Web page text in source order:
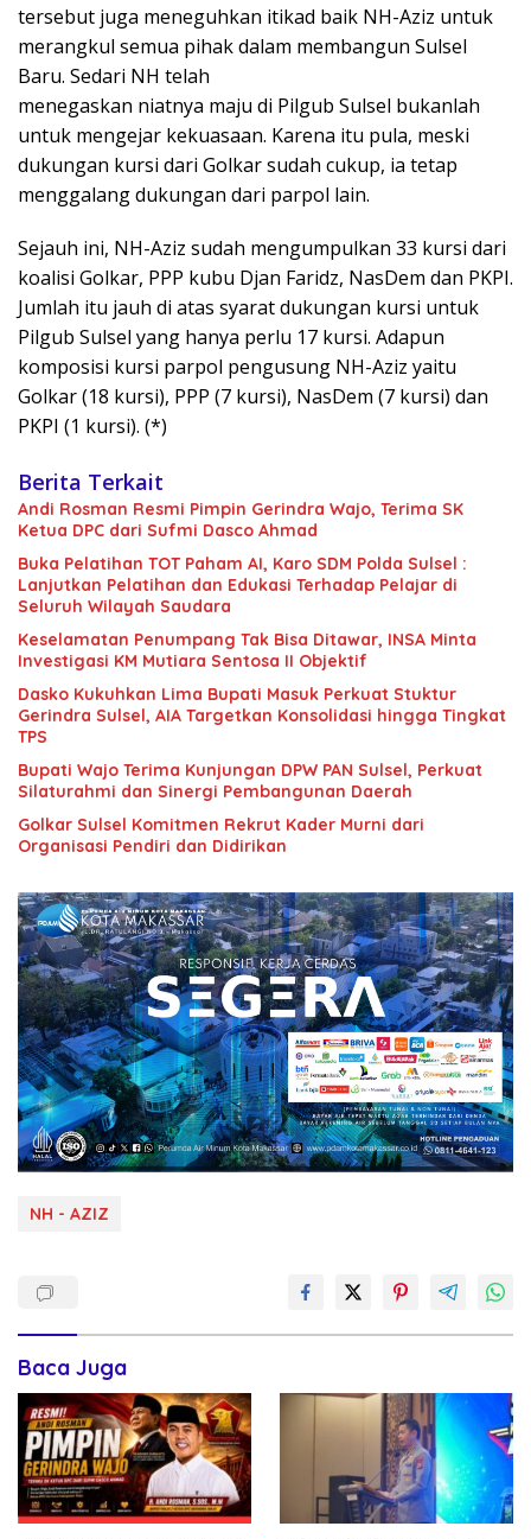
tersebut juga meneguhkan itikad baik NH-Aziz untuk
merangkul semua pihak dalam membangun Sulsel
Baru. Sedari NH telah
menegaskan niatnya maju di Pilgub Sulsel bukanlah
untuk mengejar kekuasaan. Karena itu pula, meski
dukungan kursi dari Golkar sudah cukup, ia tetap
menggalang dukungan dari parpol lain.
Sejauh ini, NH-Aziz sudah mengumpulkan 33 kursi dari
koalisi Golkar, PPP kubu Djan Faridz, NasDem dan PKPI.
Jumlah itu jauh di atas syarat dukungan kursi untuk
Pilgub Sulsel yang hanya perlu 17 kursi. Adapun
komposisi kursi parpol pengusung NH-Aziz yaitu
Golkar (18 kursi), PPP (7 kursi), NasDem (7 kursi) dan
PKPI (1 kursi). (*)
Berita Terkait
Andi Rosman Resmi Pimpin Gerindra Wajo, Terima SK
Ketua DPC dari Sufmi Dasco Ahmad
Buka Pelatihan TOT Paham AI, Karo SDM Polda Sulsel :
Lanjutkan Pelatihan dan Edukasi Terhadap Pelajar di
Seluruh Wilayah Saudara
Keselamatan Penumpang Tak Bisa Ditawar, INSA Minta
Investigasi KM Mutiara Sentosa II Objektif
Dasko Kukuhkan Lima Bupati Masuk Perkuat Stuktur
Gerindra Sulsel, AIA Targetkan Konsolidasi hingga Tingkat
TPS
Bupati Wajo Terima Kunjungan DPW PAN Sulsel, Perkuat
Silaturahmi dan Sinergi Pembangunan Daerah
Golkar Sulsel Komitmen Rekrut Kader Murni dari
Organisasi Pendiri dan Didirikan
NH - AZIZ
Baca Juga